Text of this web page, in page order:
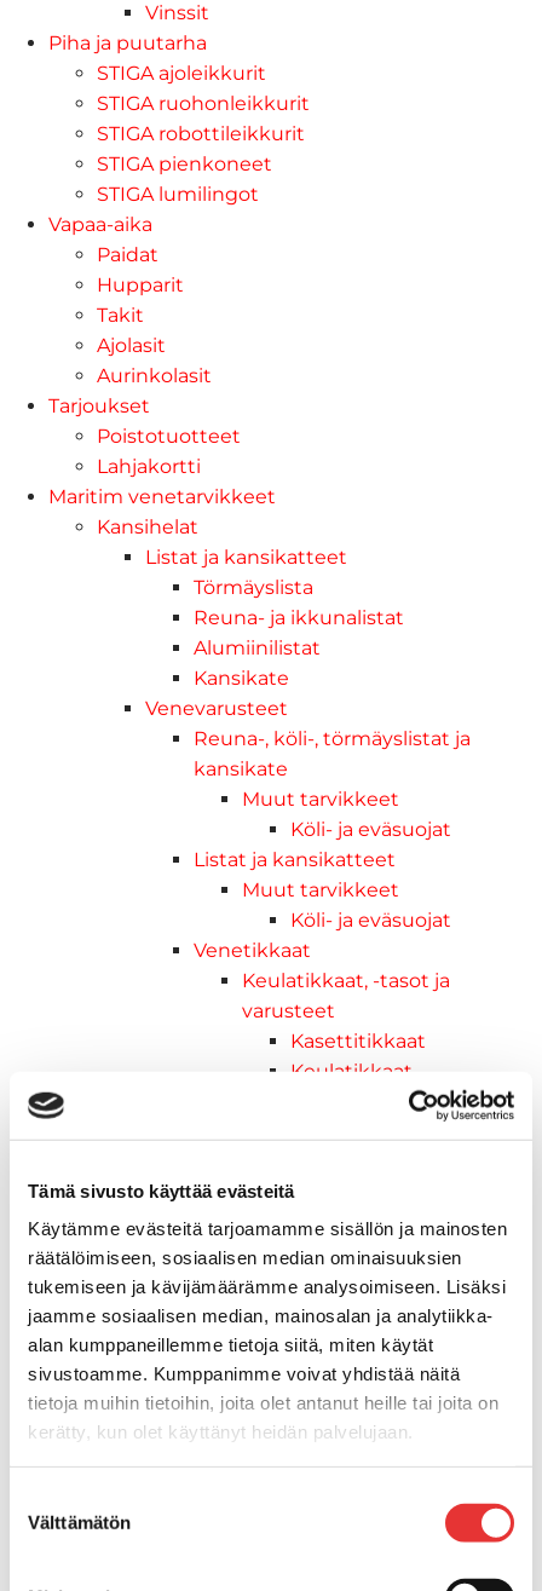
Tämä sivusto käyttää evästeitä
Käytämme evästeitä tarjoamamme sisällön ja mainosten
räätälöimiseen, sosiaalisen median ominaisuuksien
tukemiseen ja kävijämäärämme analysoimiseen. Lisäksi
jaamme sosiaalisen median, mainosalan ja analytiikka-
alan kumppaneillemme tietoja siitä, miten käytät
sivustoamme. Kumppanimme voivat yhdistää näitä
tietoja muihin tietoihin, joita olet antanut heille tai joita on
kerätty, kun olet käyttänyt heidän palvelujaan.
valinta
Välttämätön
Vinssit
Piha ja puutarha
STIGA ajoleikkurit
STIGA ruohonleikkurit
STIGA robottileikkurit
STIGA pienkoneet
STIGA lumilingot
Vapaa-aika
Paidat
Hupparit
Takit
Ajolasit
Aurinkolasit
Tarjoukset
Poistotuotteet
Lahjakortti
Maritim venetarvikkeet
Kansihelat
Listat ja kansikatteet
Törmäyslista
Reuna- ja ikkunalistat
Alumiinilistat
Kansikate
Venevarusteet
Reuna-, köli-, törmäyslistat ja
kansikate
Muut tarvikkeet
Köli- ja eväsuojat
Listat ja kansikatteet
Muut tarvikkeet
Köli- ja eväsuojat
Venetikkaat
Keulatikkaat, -tasot ja
varusteet
Kasettitikkaat
Keulatikkaat
päätehelat
Keulatikkaat, -tasot ja
varusteet
Keulakaiteet ja
kaidepylväät
Kansiluukut, ikkunat ja verhot
Luukut, hyttysverkot ja
rullaverhot
Kansiluukut
Hyttysverkot